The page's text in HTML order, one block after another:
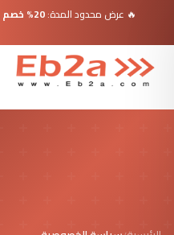
🔥 عرض محدود المدة:20% خصم